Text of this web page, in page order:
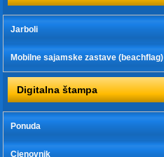
Jarboli
Mobilne sajamske zastave (beachflag)
Digitalna štampa
Ponuda
Cjenovnik